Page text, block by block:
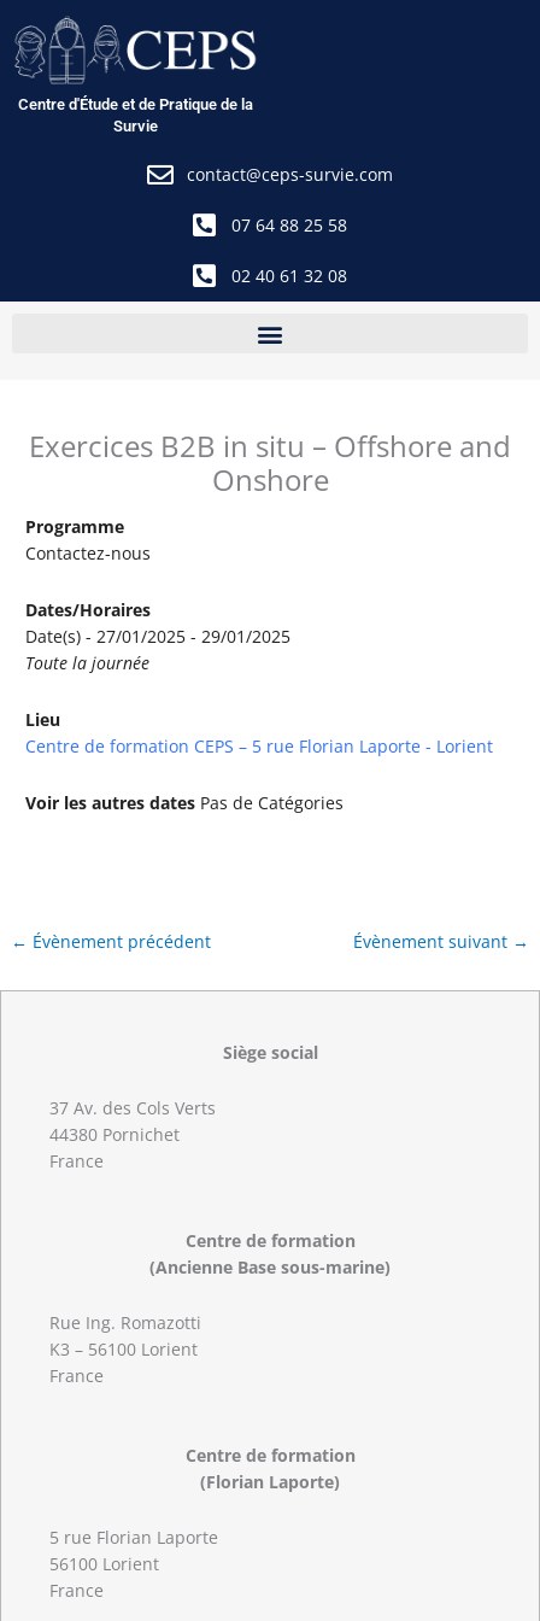
au
contenu
Centre d'Étude et de Pratique de la
Survie
contact@ceps-survie.com
07 64 88 25 58
02 40 61 32 08
Exercices B2B in situ – Offshore and
Onshore
Programme
Contactez-nous
Dates/Horaires
Date(s) - 27/01/2025 - 29/01/2025
Toute la journée
Lieu
Centre de formation CEPS – 5 rue Florian Laporte - Lorient
Voir les autres dates Pas de Catégories
← Évènement précédent Évènement suivant →
Siège social
37 Av. des Cols Verts
44380 Pornichet
France
Centre de formation
(Ancienne Base sous-marine)
Rue Ing. Romazotti
K3 – 56100 Lorient
France
Centre de formation
(Florian Laporte)
5 rue Florian Laporte
56100 Lorient
France